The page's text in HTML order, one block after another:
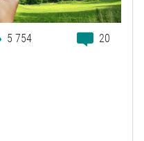
5 754 20